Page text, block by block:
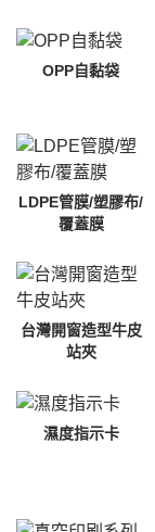
OPP自黏袋
LDPE管膜/塑膠布/
覆蓋膜
台灣開窗造型牛皮
站夾
濕度指示卡